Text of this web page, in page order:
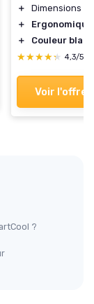
＋
Dimensions
＋
Ergonomique
＋
Couleur
★★★★★
★★★★★ 4,3/5
Voir l'offre
?